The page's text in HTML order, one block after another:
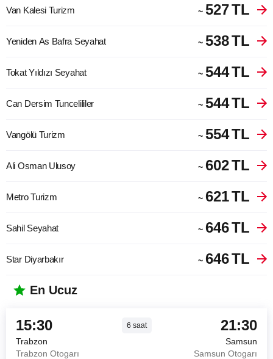
Van Kalesi Turizm ~ 527TL
Yeniden As Bafra Seyahat ~ 538TL
Tokat Yıldızı Seyahat ~ 544TL
Can Dersim Tuncelililer ~ 544TL
Vangölü Turizm ~ 554TL
Ali Osman Ulusoy ~ 602TL
Metro Turizm ~ 621TL
Sahil Seyahat ~ 646TL
Star Diyarbakır ~ 646TL
En Ucuz
15:30 6 saat 21:30
Trabzon
Samsun
Trabzon Otogarı
Samsun Otogarı